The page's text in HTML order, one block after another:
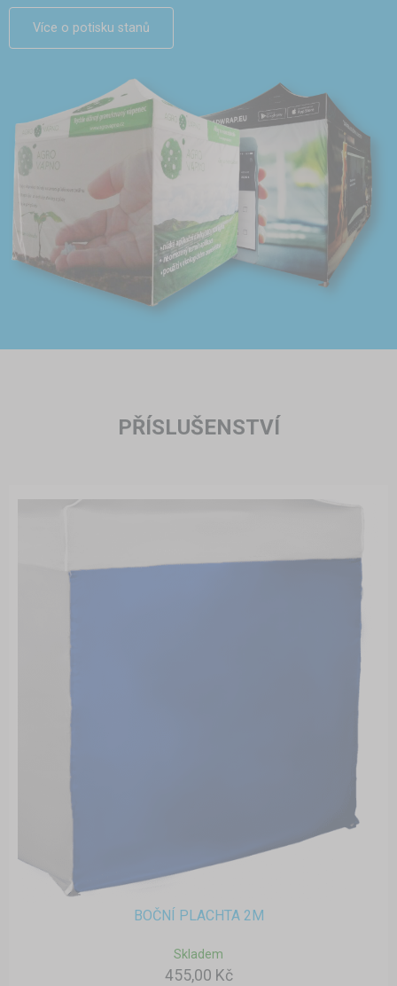
Více o potisku stanů
PŘÍSLUŠENSTVÍ
BOČNÍ PLACHTA 2M
Skladem
455,00 Kč